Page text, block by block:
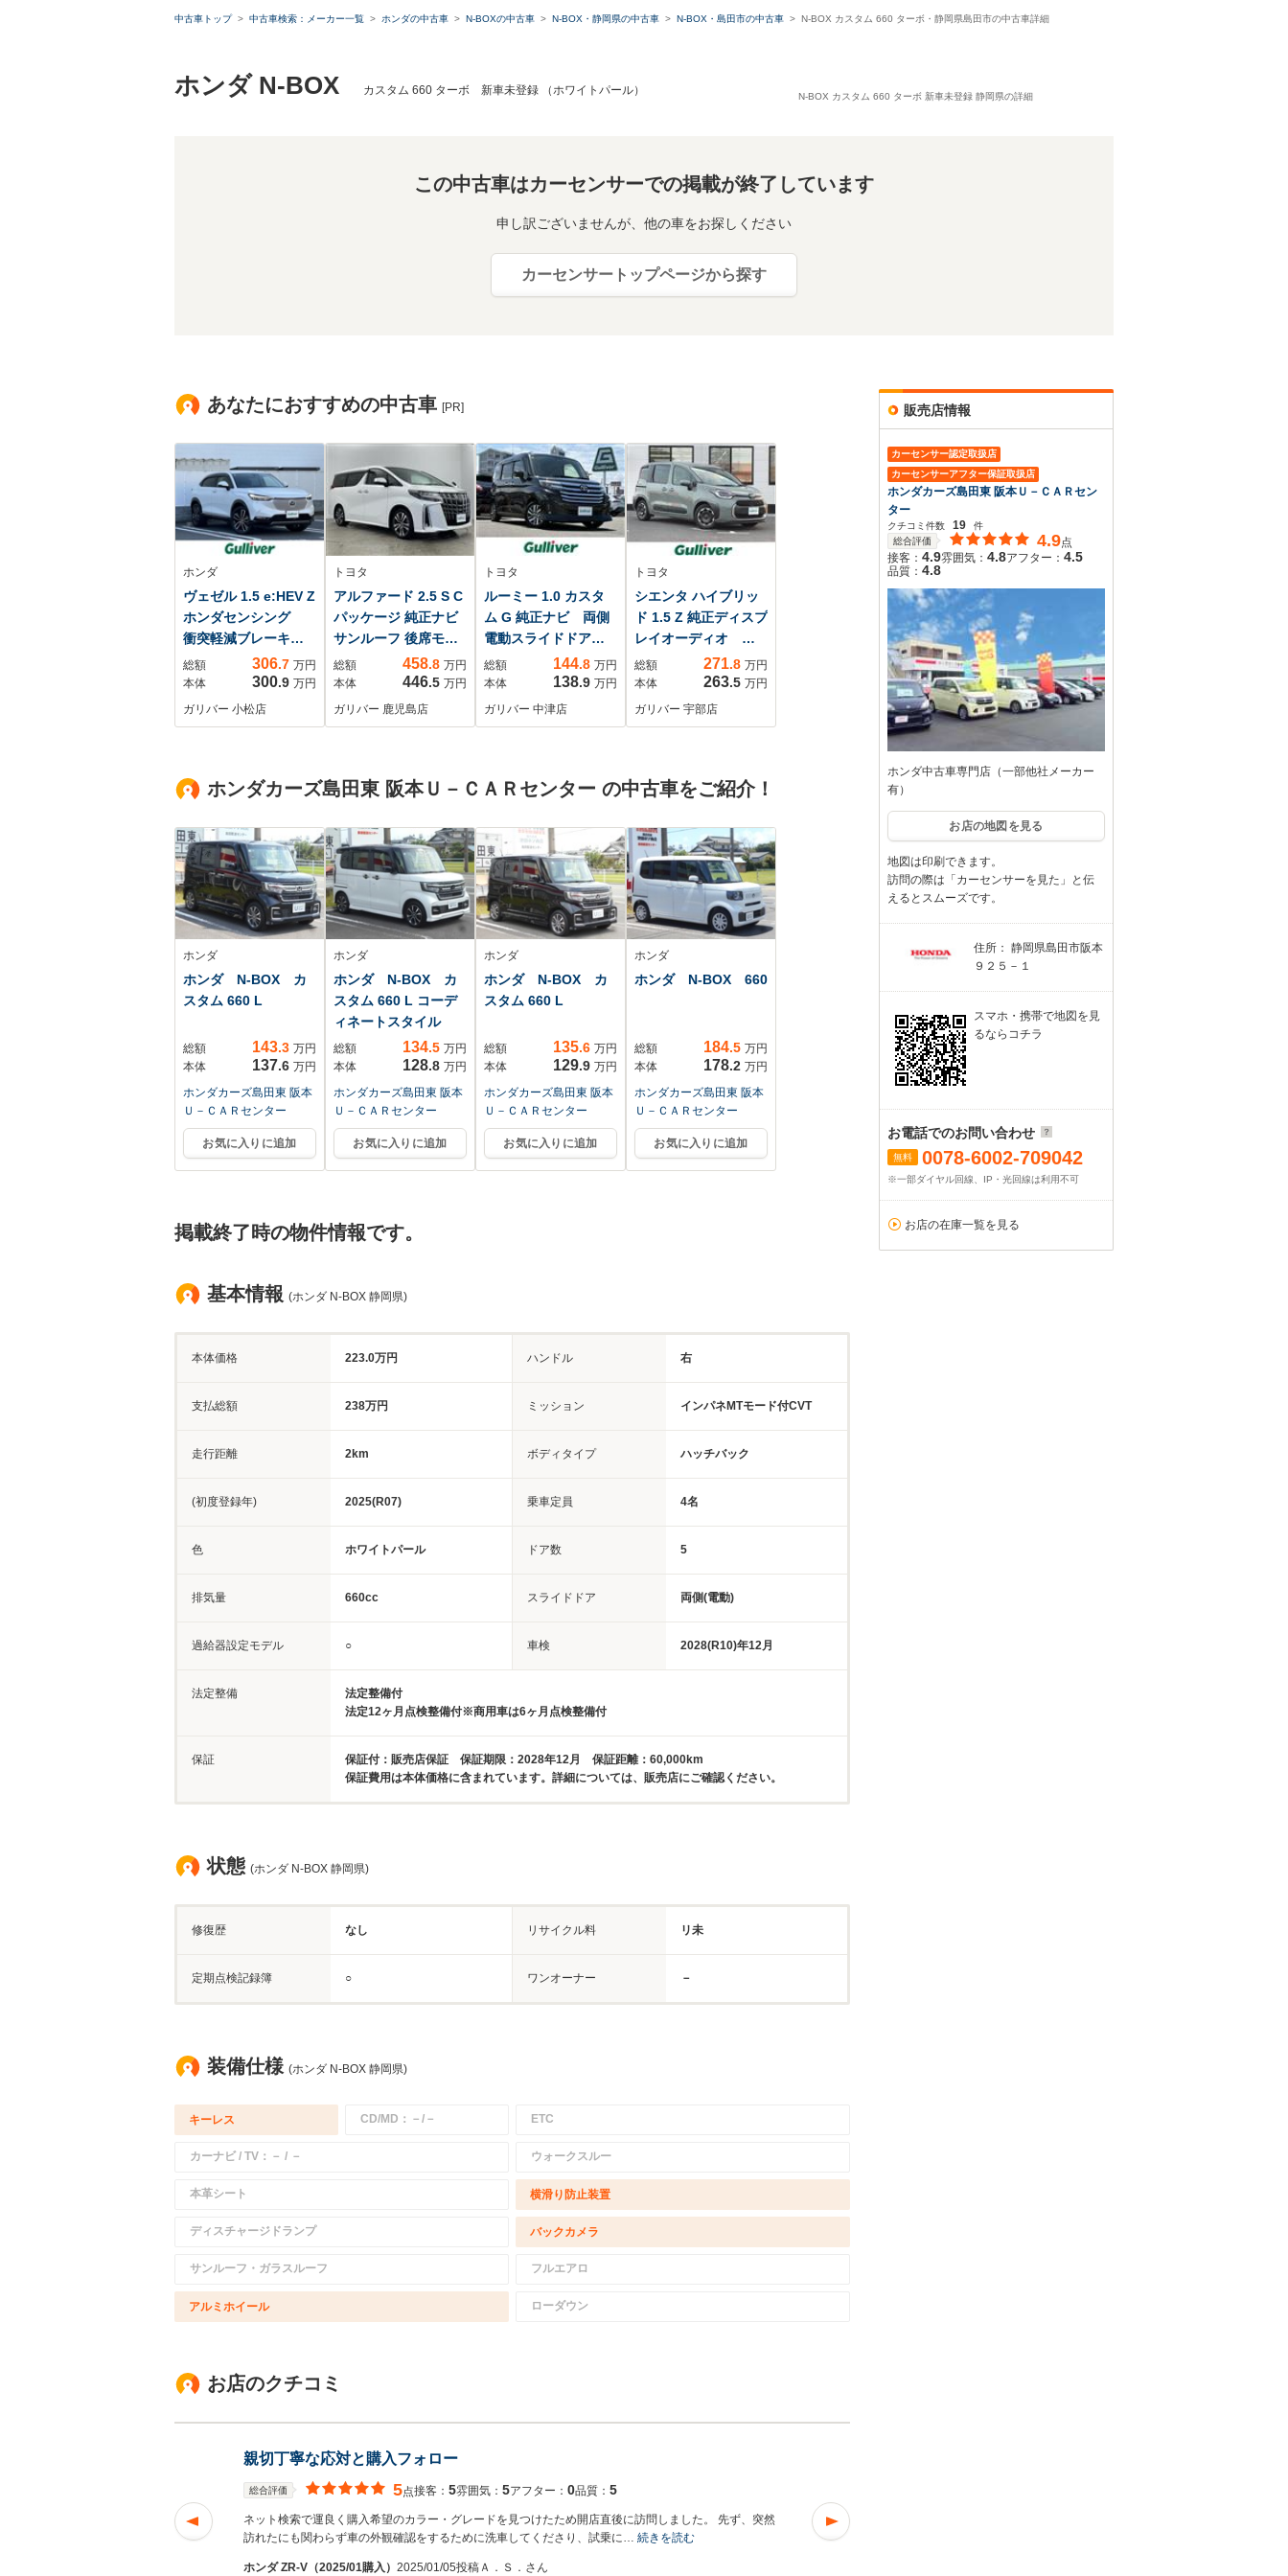
N-BOX カスタム 660 ターボ 新車未登録 静岡県の詳細
中古車トップ 中古車検索：メーカー一覧 ホンダの中古車 N-BOXの中古車 N-BOX・静岡県の中古車 N-BOX・島田市の中古車 N-BOX カスタム 660 ターボ・静岡県島田市の中古車詳細
ホンダ N-BOX カスタム 660 ターボ 新車未登録 （ホワイトパール）
この中古車はカーセンサーでの掲載が終了しています
申し訳ございませんが、他の車をお探しください
カーセンサートップページから探す
あなたにおすすめの中古車 [PR]
ホンダ
ヴェゼル 1.5 e:HEV Z
ホンダセンシング
衝突軽減ブレーキ
アダクティブクルー
ズコントロール 車
線維持支援システ
フィックジャムアシ
総額 306.7 万円
本体
300.9 万円
ガリバー 小松店
トヨタ
アルファード 2.5 S C
パッケージ 純正ナビ
サンルーフ 後席モニ
ター CD DVD
総額 458.8 万円
本体
446.5 万円
ガリバー 鹿児島店
トヨタ
ルーミー 1.0 カスタ
ム G 純正ナビ 両側
電動スライドドア
全周囲カメラ 衝突
被害軽減ブレーキ
シートヒーター フ
ルド コーナーセン
ストップ スマート
キー
総額 144.8 万円
本体
138.9 万円
ガリバー 中津店
トヨタ
シエンタ ハイブリッ
ド 1.5 Z 純正ディスプ
レイオーディオ 両
側パワスラ 前ドラ
レコ ETC スマー
トキー 全方位カメ
ライト スマートア
電源 TSS
総額 271.8 万円
本体
263.5 万円
ガリバー 宇部店
ホンダカーズ島田東 阪本Ｕ－ＣＡＲセンター の中古車をご紹介！
ホンダ
ホンダ N-BOX カ
スタム 660 L
総額 143.3 万円
本体
137.6 万円
ホンダカーズ島田東 阪本
Ｕ－ＣＡＲセンター
お気に入りに追加
ホンダ
ホンダ N-BOX カ
スタム 660 L コーデ
ィネートスタイル
総額 134.5 万円
本体
128.8 万円
ホンダカーズ島田東 阪本
Ｕ－ＣＡＲセンター
お気に入りに追加
ホンダ
ホンダ N-BOX カ
スタム 660 L
総額 135.6 万円
本体
129.9 万円
ホンダカーズ島田東 阪本
Ｕ－ＣＡＲセンター
お気に入りに追加
ホンダ
ホンダ N-BOX 660
総額 184.5 万円
本体
178.2 万円
ホンダカーズ島田東 阪本
Ｕ－ＣＡＲセンター
お気に入りに追加
掲載終了時の物件情報です。
基本情報 (ホンダ N-BOX 静岡県)
本体価格 223.0万円 ハンドル 右
支払総額 238万円 ミッション インパネMTモード付CVT
走行距離 2km ボディタイプ ハッチバック
(初度登録年) 2025(R07) 乗車定員 4名
色 ホワイトパール ドア数 5
排気量 660cc スライドドア 両側(電動)
過給器設定モデル ○ 車検 2028(R10)年12月
法定整備
法定整備付
法定12ヶ月点検整備付※商用車は6ヶ月点検整備付
保証
保証付：販売店保証 保証期限：2028年12月 保証距離：60,000km
保証費用は本体価格に含まれています。詳細については、販売店にご確認ください。
状態 (ホンダ N-BOX 静岡県)
修復歴 なし リサイクル料 リ未
定期点検記録簿 ○ ワンオーナー －
装備仕様 (ホンダ N-BOX 静岡県)
キーレス CD/MD：－/－ ETC
カーナビ / TV：－ / － ウォークスルー
本革シート 横滑り防止装置
ディスチャージドランプ バックカメラ
サンルーフ・ガラスルーフ フルエアロ
アルミホイール ローダウン
お店のクチコミ
親切丁寧な応対と購入フォロー
総合評価 5点接客： 5雰囲気： 5アフター： 0品質： 5
ネット検索で運良く購入希望のカラー・グレードを見つけたため開店直後に訪問しました。 先ず、突然
訪れたにも関わらず車の外観確認をするために洗車してくださり、試乗に… 続きを読む
ホンダ ZR-V（2025/01購入） 2025/01/05投稿 Ａ．Ｓ．さん
販売店情報
カーセンサー認定取扱店
カーセンサーアフター保証取扱店
ホンダカーズ島田東 阪本Ｕ－ＣＡＲセン
ター
クチコミ件数 19
件
総合評価
4.9点
接客： 4.9雰囲気： 4.8アフター： 4.5
品質： 4.8
ホンダ中古車専門店（一部他社メーカー
有）
お店の地図を見る
地図は印刷できます。
訪問の際は「カーセンサーを見た」と伝
えるとスムーズです。
住所： 静岡県島田市阪本
９２５－１
スマホ・携帯で地図を見
るならコチラ
お電話でのお問い合わせ
無料 0078-6002-709042
※一部ダイヤル回線、IP・光回線は利用不可
お店の在庫一覧を見る